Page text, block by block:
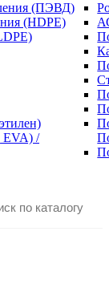
(ПЭВД)
(HDPE)
EVA) /